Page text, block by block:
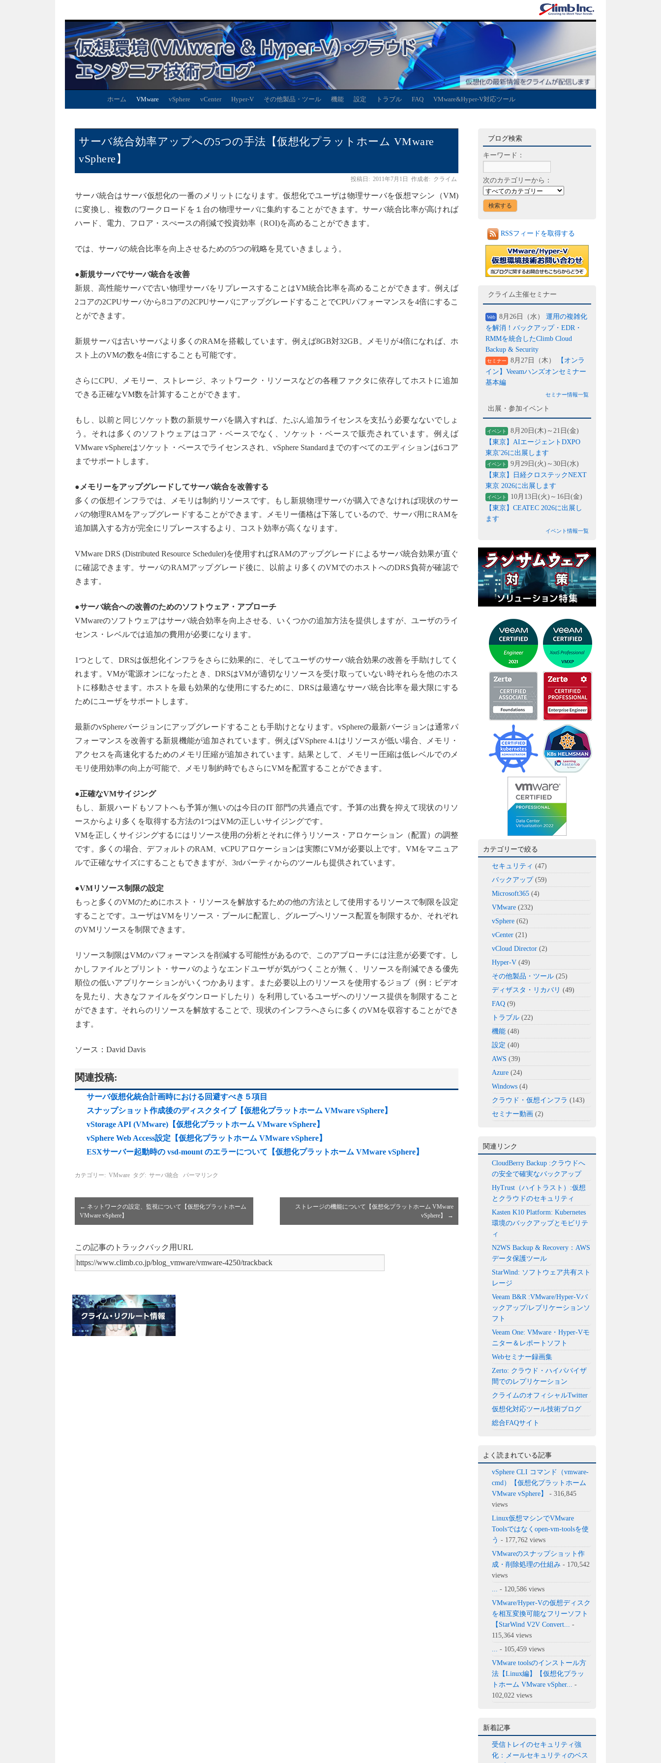
ホーム VMware vSphere vCenter Hyper-V その他製品・ツール 機能 設定 トラブル FAQ VMware&Hyper-V対応ツール
サーバ統合効率アップへの5つの手法【仮想化プラットホーム VMware
vSphere】
投稿日: 2011年7月1日 作成者: クライム
サーバ統合はサーバ仮想化の一番のメリットになります。仮想化でユーザは物理サーバを仮想マシン（VM)
に変換し、複数のワークロードを１台の物理サーバに集約することができます。サーバ統合比率が高ければ
ハード、電力、フロア・スぺースの削減で投資効率（ROI)を高めることができます。
では、サーバの統合比率を向上させるための5つの戦略を見ていきましょう。
●新規サーバでサーバ統合を改善
新規、高性能サーバで古い物理サーバをリプレースすることはVM統合比率を高めることができます。例えば
2コアの2CPUサーバから8コアの2CPUサーバにアップグレードすることでCPUパフォーマンスを4倍にするこ
とができます。
新規サーバは古いサーバより多くのRAMを搭載しています。例えば8GB対32GB。メモリが4倍になれば、ホ
スト上のVMの数を4倍にすることも可能です。
さらにCPU、メモリー、ストレージ、ネットワーク・リソースなどの各種ファクタに依存してホストに追加
できる正確なVM数を計算することができます。
もし、以前と同じソケット数の新規サーバを購入すれば、たぶん追加ライセンスを支払う必要なないでしょ
う。それは多くのソフトウェアはコア・ベースでなく、ソケット・ベースで販売されています。例えば
VMware vSphereはソケット・ベースでライセンスされ、vSphere Standardまでのすべてのエディションは6コア
までサポートします。
●メモリーをアップグレードしてサーバ統合を改善する
多くの仮想インフラでは、メモリは制約リソースです。もし新規物理サーバが購入できなければ現状のサー
バの物理RAMをアップグレードすることができます。メモリー価格は下落しているので、サーバ用にRAMを
追加購入する方が完全にリプレースするより、コスト効率が高くなります。
VMware DRS (Distributed Resource Scheduler)を使用すればRAMのアップグレードによるサーバ統合効果が直ぐ
に確認できます。サーバのRAMアップグレード後に、以前より多くのVMでのホストへのDRS負荷が確認で
きます。
●サーバ統合への改善のためのソフトウェア・アプローチ
VMwareのソフトウェアはサーバ統合効率を向上させる、いくつかの追加方法を提供しますが、ユーザのライ
センス・レベルでは追加の費用が必要になります。
1つとして、DRSは仮想化インフラをさらに効果的に、そしてユーザのサーバ統合効果の改善を手助けしてく
れます。VMが電源オンになったとき、DRSはVMが適切なリソースを受け取っていない時それらを他のホス
トに移動させます。ホストを最も効果的な使用にするために、DRSは最適なサーバ統合比率を最大限にする
ためにユーザをサポートします。
最新のvSphereバージョンにアップグレードすることも手助けとなります。vSphereの最新バージョンは通常パ
フォーマンスを改善する新規機能が追加されています。例えばVSphere 4.1はリソースが低い場合、メモリ・
アクセスを高速化するためのメモリ圧縮が追加されています。結果として、メモリー圧縮は低レベルでのメ
モリ使用効率の向上が可能で、メモリ制約時でもさらにVMを配置することができます。
●正確なVMサイジング
もし、新規ハードもソフトへも予算が無いのは今日のIT 部門の共通点です。予算の出費を抑えて現状のリソ
ースからより多くを取得する方法の1つはVMの正しいサイジングです。
VMを正しくサイジングするにはリソース使用の分析とそれに伴うリソース・アロケーション（配置）の調整
です。多くの場合、デフォルトのRAM、vCPUアロケーションは実際にVMが必要以上です。VMをマニュア
ルで正確なサイズにすることもできますが、3rdパーティからのツールも提供されています。
●VMリソース制限の設定
もっと多くのVMのためにホスト・リソースを解放するための他の方法として使用するリソースで制限を設定
することです。ユーザはVMをリソース・プールに配置し、グループへリソース配置を制限するか、それぞれ
のVMリソースを制限できます。
リソース制限はVMのパフォーマンスを削減する可能性があるので、このアプローチには注意が必要です。し
かしファイルとプリント・サーバのようなエンドユーザが気がつくことが無く、リソースを削減できる優先
順位の低いアプリケーションがいくつかあります。また必要以上のリソースを使用するジョブ（例：ビデオ
を見たり、大きなファイルをダウンロードしたり）を利用しているユーザへのリソース提供を制限すること
ができます。それらのリソースを解放することで、現状のインフラへさらに多くのVMを収容することができ
ます。
ソース：David Davis
関連投稿:
サーバ仮想化統合計画時における回避すべき５項目
スナップショット作成後のディスクタイプ【仮想化プラットホーム VMware vSphere】
vStorage API (VMware)【仮想化プラットホーム VMware vSphere】
vSphere Web Access設定【仮想化プラットホーム VMware vSphere】
ESXサーバー起動時の vsd-mount のエラーについて【仮想化プラットホーム VMware vSphere】
カテゴリー: VMware タグ: サーバ統合 パーマリンク
← ネットワークの設定、監視について【仮想化プラットホーム
VMware vSphere】
ストレージの機能について【仮想化プラットホーム VMware
vSphere】
→
この記事のトラックバック用URL
ブログ検索
キーワード：
次のカテゴリーから：
RSSフィードを取得する
クライム主催セミナー
Web 8月26日（水） 運用の複雑化
を解消！バックアップ・EDR・
RMMを統合したClimb Cloud
Backup & Security
セミナー 8月27日（木）
【オンラ
イン】Veeamハンズオンセミナー
基本編
セミナー情報一覧
出展・参加イベント
イベント
8月20日(木)～21日(金)
【東京】AIエージェントDXPO
東京'26に出展します
イベント
9月29日(火)～30日(水)
【東京】日経クロステックNEXT
東京 2026に出展します
イベント
10月13日(火)～16日(金)
【東京】CEATEC 2026に出展し
ます
イベント情報一覧
カテゴリーで絞る
セキュリティ (47)
バックアップ(59)
Microsoft365 (4)
VMware (232)
vSphere (62)
vCenter (21)
vCloud Director (2)
Hyper-V (49)
その他製品・ツール (25)
ディザスタ・リカバリ (49)
FAQ (9)
トラブル (22)
機能 (48)
設定 (40)
AWS (39)
Azure (24)
Windows (4)
クラウド・仮想インフラ (143)
セミナー動画 (2)
関連リンク
CloudBerry Backup :クラウドへ
の安全で確実なバックアップ
HyTrust（ハイトラスト）:仮想
とクラウドのセキュリティ
Kasten K10 Platform: Kubernetes
環境のバックアップとモビリテ
ィ
N2WS Backup & Recovery：AWS
データ保護ツール
StarWind: ソフトウェア共有スト
レージ
Veeam B&R :VMware/Hyper-Vバ
ックアップ/レプリケーションソ
フト
Veeam One: VMware・Hyper-Vモ
ニター＆レポートソフト
Webセミナー録画集
Zerto: クラウド・ハイパバイザ
間でのレプリケーション
クライムのオフィシャルTwitter
仮想化対応ツール技術ブログ
総合FAQサイト
よく読まれている記事
vSphere CLI コマンド（vmware-
cmd）【仮想化プラットホーム
VMware vSphere】
- 316,845
views
Linux仮想マシンでVMware
Toolsではなくopen-vm-toolsを使
う - 177,762 views
VMwareのスナップショット作
成・削除処理の仕組み - 170,542
views
- 120,586 views
VMware/Hyper-Vの仮想ディスク
を相互変換可能なフリーソフト
【StarWind V2V Convert...
-
115,364 views
- 105,459 views
VMware toolsのインストール方
法【Linux編】【仮想化プラッ
トホーム VMware vSpher...
-
102,022 views
新着記事
受信トレイのセキュリティ強
化：メールセキュリティのベス